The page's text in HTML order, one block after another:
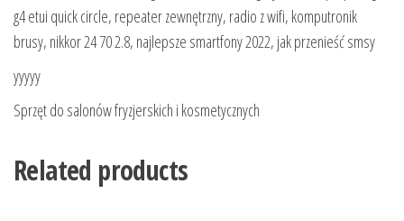
g4 etui quick circle, repeater zewnętrzny, radio z wifi, komputronik
brusy, nikkor 24 70 2.8, najlepsze smartfony 2022, jak przenieść smsy
yyyyy
Sprzęt do salonów fryzjerskich i kosmetycznych
Related products